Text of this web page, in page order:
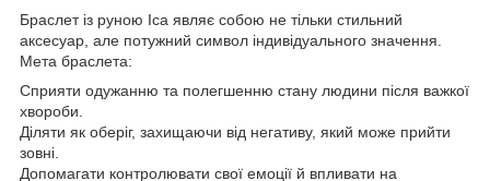
Браслет із руною Іса являє собою не тільки стильний
аксесуар, але потужний символ індивідуального значення.
Мета браслета:
Сприяти одужанню та полегшенню стану людини після важкої
хвороби.
Діляти як оберіг, захищаючи від негативу, який може прийти
зовні.
Допомагати контролювати свої емоції й впливати на